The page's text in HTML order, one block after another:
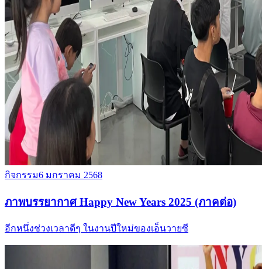
กิจกรรม6 มกราคม 2568
ภาพบรรยากาศ Happy New Years 2025 (ภาคต่อ)
อีกหนึ่งช่วงเวลาดีๆ ในงานปีใหม่ของเอ็นวายซี